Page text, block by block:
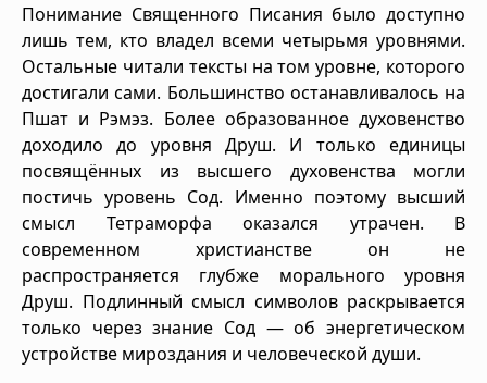
Понимание Священного Писания было доступно
лишь тем, кто владел всеми четырьмя уровнями.
Остальные читали тексты на том уровне, которого
достигали сами. Большинство останавливалось на
Пшат и Рэмэз. Более образованное духовенство
доходило до уровня Друш. И только единицы
посвящённых из высшего духовенства могли
постичь уровень Сод. Именно поэтому высший
смысл Тетраморфа оказался утрачен. В
современном христианстве он не
распространяется глубже морального уровня
Друш. Подлинный смысл символов раскрывается
только через знание Сод — об энергетическом
устройстве мироздания и человеческой души.